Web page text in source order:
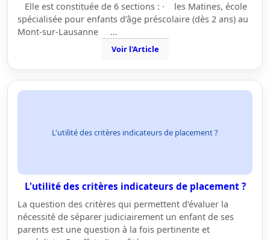
Elle est constituée de 6 sections : · les Matines, école
spécialisée pour enfants d’âge préscolaire (dès 2 ans) au
Mont-sur-Lausanne …
Voir l'Article
L'utilité des critères indicateurs de placement ?
L'utilité des critères indicateurs de placement ?
La question des critères qui permettent d’évaluer la
nécessité de séparer judiciairement un enfant de ses
parents est une question à la fois pertinente et